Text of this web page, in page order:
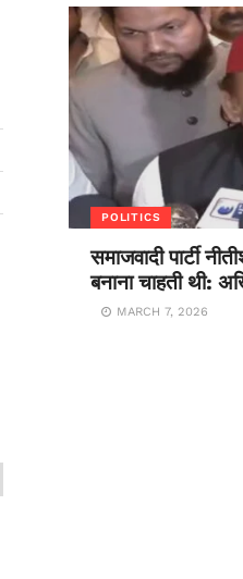
POLITICS
समाजवादी पार्टी
बनाना चाहती थी:
MARCH 7, 2026